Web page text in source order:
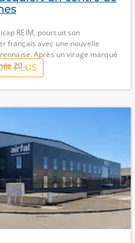
REIM, poursuit son
français avec une nouvelle
Après un virage marqué
20...
PLUS